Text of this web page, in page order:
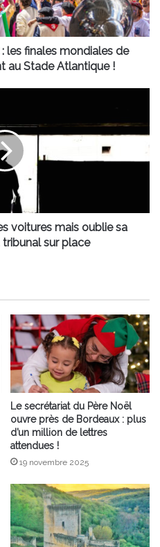
les finales mondiales de
au Stade Atlantique !
voitures mais oublie sa
sur place
Le secrétariat du Père Noël
ouvre près de Bordeaux : plus
d’un million de lettres
attendues !
19 novembre 2025